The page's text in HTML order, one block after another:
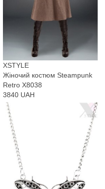
XSTYLE
Жіночий костюм Steampunk
Retro X8038
3840 UAH